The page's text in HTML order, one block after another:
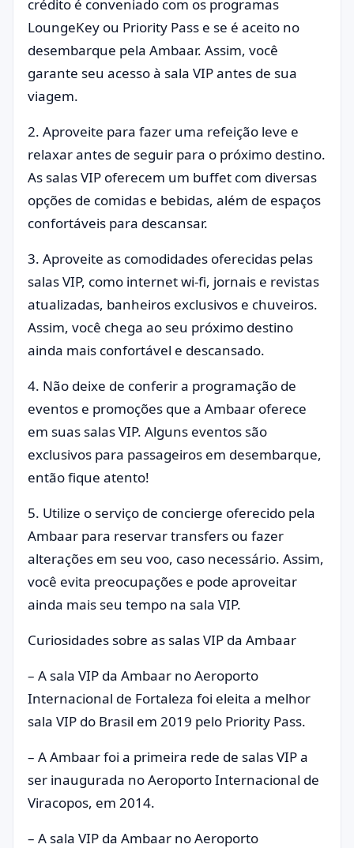
crédito é conveniado com os programas
LoungeKey ou Priority Pass e se é aceito no
desembarque pela Ambaar. Assim, você
garante seu acesso à sala VIP antes de sua
viagem.
2. Aproveite para fazer uma refeição leve e
relaxar antes de seguir para o próximo destino.
As salas VIP oferecem um buffet com diversas
opções de comidas e bebidas, além de espaços
confortáveis para descansar.
3. Aproveite as comodidades oferecidas pelas
salas VIP, como internet wi-fi, jornais e revistas
atualizadas, banheiros exclusivos e chuveiros.
Assim, você chega ao seu próximo destino
ainda mais confortável e descansado.
4. Não deixe de conferir a programação de
eventos e promoções que a Ambaar oferece
em suas salas VIP. Alguns eventos são
exclusivos para passageiros em desembarque,
então fique atento!
5. Utilize o serviço de concierge oferecido pela
Ambaar para reservar transfers ou fazer
alterações em seu voo, caso necessário. Assim,
você evita preocupações e pode aproveitar
ainda mais seu tempo na sala VIP.
Curiosidades sobre as salas VIP da Ambaar
– A sala VIP da Ambaar no Aeroporto
Internacional de Fortaleza foi eleita a melhor
sala VIP do Brasil em 2019 pelo Priority Pass.
– A Ambaar foi a primeira rede de salas VIP a
ser inaugurada no Aeroporto Internacional de
Viracopos, em 2014.
– A sala VIP da Ambaar no Aeroporto